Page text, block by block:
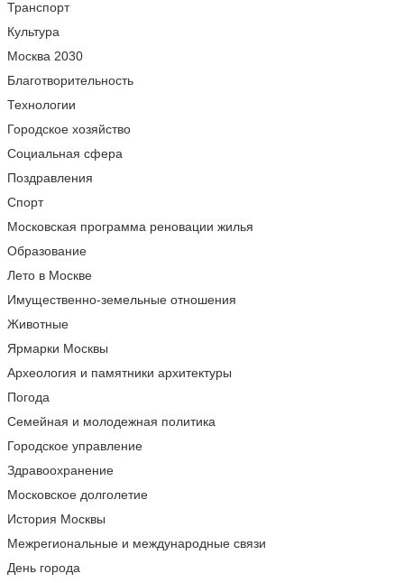
Транспорт
Культура
Москва 2030
Благотворительность
Технологии
Городское хозяйство
Социальная сфера
Поздравления
Спорт
Московская программа реновации жилья
Образование
Лето в Москве
Имущественно-земельные отношения
Животные
Ярмарки Москвы
Археология и памятники архитектуры
Погода
Семейная и молодежная политика
Городское управление
Здравоохранение
Московское долголетие
История Москвы
Межрегиональные и международные связи
День города